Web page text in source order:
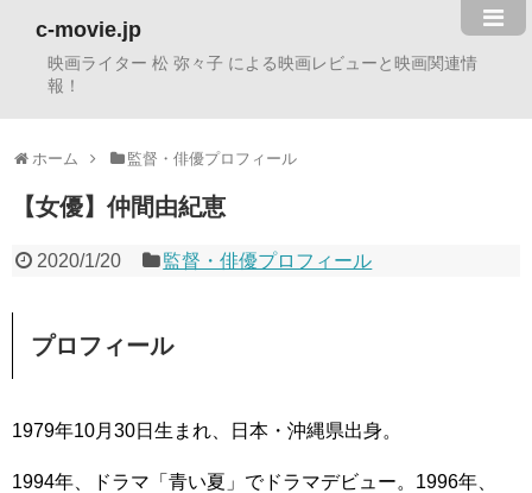
c-movie.jp
映画ライター 松 弥々子 による映画レビューと映画関連情
報！
ホーム 監督・俳優プロフィール
【女優】仲間由紀恵
2020/1/20 監督・俳優プロフィール
プロフィール
1979年10月30日生まれ、日本・沖縄県出身。
1994年、ドラマ「青い夏」でドラマデビュー。1996年、